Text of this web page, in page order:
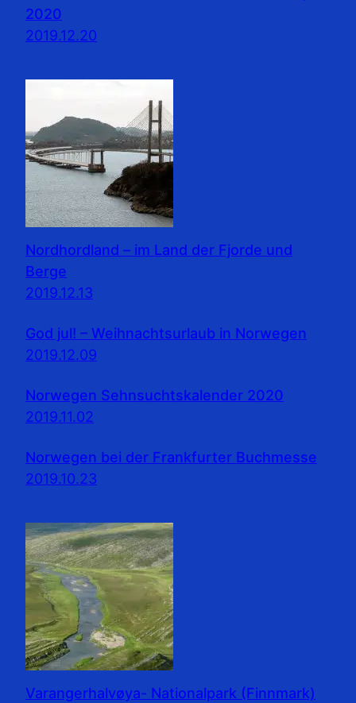
2020
2019.12.20
Nordhordland – im Land der Fjorde und
Berge
2019.12.13
God jul! – Weihnachtsurlaub in Norwegen
2019.12.09
Norwegen Sehnsuchtskalender 2020
2019.11.02
Norwegen bei der Frankfurter Buchmesse
2019.10.23
Varangerhalvøya- Nationalpark (Finnmark)